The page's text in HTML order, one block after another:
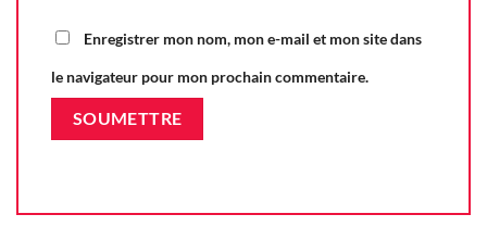
Enregistrer mon nom, mon e-mail et mon site dans
le navigateur pour mon prochain commentaire.